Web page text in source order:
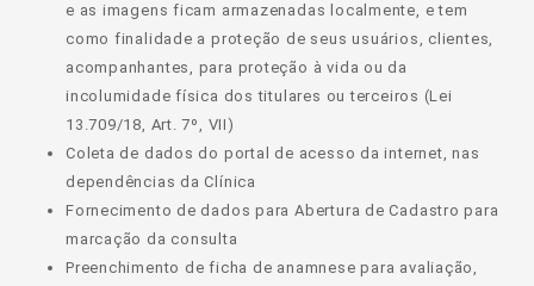
e as imagens ficam armazenadas localmente, e tem
como finalidade a proteção de seus usuários, clientes,
acompanhantes, para proteção à vida ou da
incolumidade física dos titulares ou terceiros (Lei
13.709/18, Art. 7º, VII)
Coleta de dados do portal de acesso da internet, nas
dependências da Clínica
Fornecimento de dados para Abertura de Cadastro para
marcação da consulta
Preenchimento de ficha de anamnese para avaliação,